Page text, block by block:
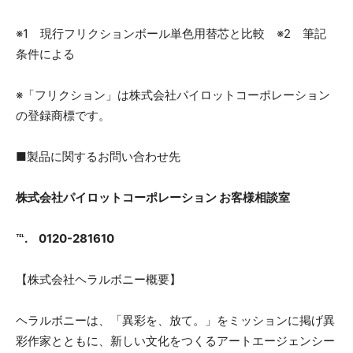
※1 現行フリクションボール単色用替芯と比較 ※2 筆記
条件による
※「フリクション」は株式会社パイロットコーポレーション
の登録商標です。
■製品に関するお問い合わせ先
株式会社パイロットコーポレーション お客様相談室
℡. 0120-281610
【株式会社ヘラルボニー概要】
ヘラルボニーは、「異彩を、放て。」をミッションに掲げ異
彩作家とともに、新しい文化をつくるアートエージェンシー